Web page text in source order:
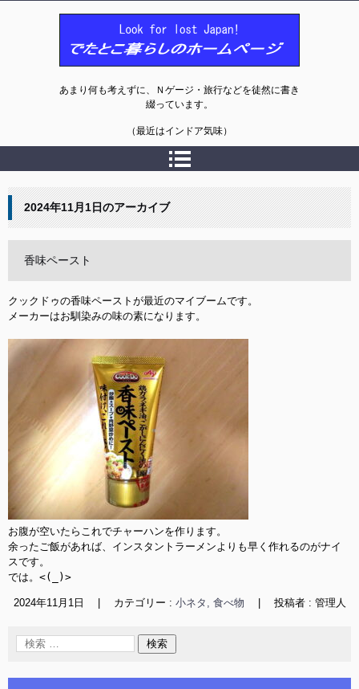
あまり何も考えずに、Ｎゲージ・旅行などを徒然に書き
綴っています。
（最近はインドア気味）
2024年11月1日のアーカイブ
香味ペースト
クックドゥの香味ペーストが最近のマイブームです。
メーカーはお馴染みの味の素になります。
お腹が空いたらこれでチャーハンを作ります。
余ったご飯があれば、インスタントラーメンよりも早く作れるのがナイ
スです。
では。<(_)>
2024年11月1日 カテゴリー : 小ネタ, 食べ物 投稿者 : 管理人